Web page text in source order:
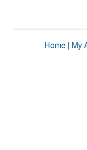
Home | My